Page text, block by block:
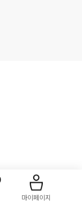
마이페이지